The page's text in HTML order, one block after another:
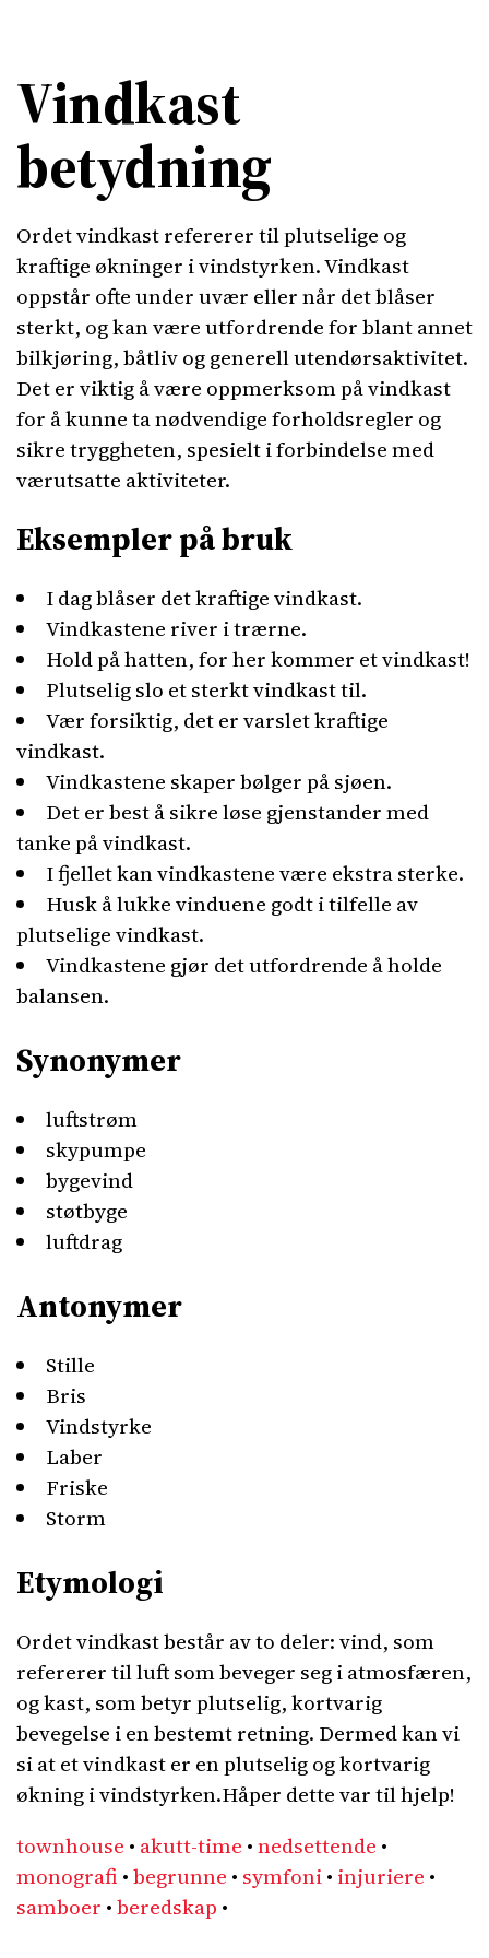
Vindkast
betydning
Ordet vindkast refererer til plutselige og
kraftige økninger i vindstyrken. Vindkast
oppstår ofte under uvær eller når det blåser
sterkt, og kan være utfordrende for blant annet
bilkjøring, båtliv og generell utendørsaktivitet.
Det er viktig å være oppmerksom på vindkast
for å kunne ta nødvendige forholdsregler og
sikre tryggheten, spesielt i forbindelse med
værutsatte aktiviteter.
Eksempler på bruk
I dag blåser det kraftige vindkast.
Vindkastene river i trærne.
Hold på hatten, for her kommer et vindkast!
Plutselig slo et sterkt vindkast til.
Vær forsiktig, det er varslet kraftige
vindkast.
Vindkastene skaper bølger på sjøen.
Det er best å sikre løse gjenstander med
tanke på vindkast.
I fjellet kan vindkastene være ekstra sterke.
Husk å lukke vinduene godt i tilfelle av
plutselige vindkast.
Vindkastene gjør det utfordrende å holde
balansen.
Synonymer
luftstrøm
skypumpe
bygevind
støtbyge
luftdrag
Antonymer
Stille
Bris
Vindstyrke
Laber
Friske
Storm
Etymologi
Ordet vindkast består av to deler: vind, som
refererer til luft som beveger seg i atmosfæren,
og kast, som betyr plutselig, kortvarig
bevegelse i en bestemt retning. Dermed kan vi
si at et vindkast er en plutselig og kortvarig
økning i vindstyrken.Håper dette var til hjelp!
townhouse • akutt-time •nedsettende •
monografi •begrunne • symfoni• injuriere •
samboer •beredskap •